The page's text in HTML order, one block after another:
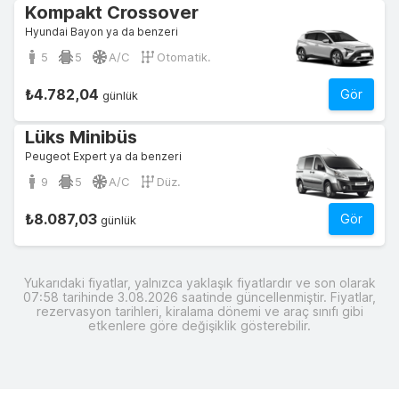
Kompakt Crossover
Hyundai Bayon ya da benzeri
5 5 A/C Otomatik.
Gör
₺4.782,04 günlük
Lüks Minibüs
Peugeot Expert ya da benzeri
9 5 A/C Düz.
Gör
₺8.087,03 günlük
Yukarıdaki fiyatlar, yalnızca yaklaşık fiyatlardır ve son olarak
07:58 tarihinde 3.08.2026 saatinde güncellenmiştir. Fiyatlar,
rezervasyon tarihleri, kiralama dönemi ve araç sınıfı gibi
etkenlere göre değişiklik gösterebilir.